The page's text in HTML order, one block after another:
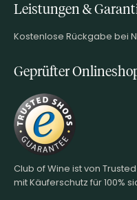
Leistungen &
Kostenlose Rückgabe bei
Geprüfter
Club of Wine ist von
mit Käuferschutz für 100%